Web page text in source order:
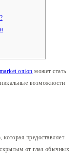
onion может стать
возможности
предоставляет
от глаз обычных